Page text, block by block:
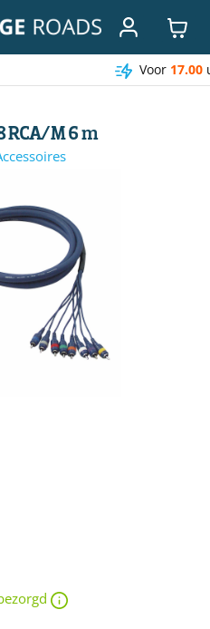
uur besteld, morgen in huis*
RCA/M 6 m